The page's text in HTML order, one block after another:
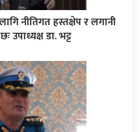
नीतिगत हस्तक्षेप र लगानी
उपाध्यक्ष डा. भट्ट